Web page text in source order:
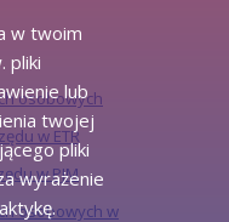
osobowych
w ETR
w PJM
osobowych w
w twoim
pliki
lub
twojej
pliki
wyrażenie